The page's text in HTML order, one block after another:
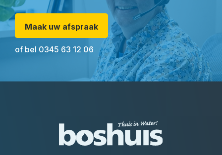
Maak uw afspraak
of bel 0345 63 12 06